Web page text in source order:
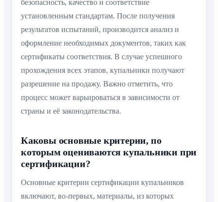
безопасность, качество и соответствие
установленным стандартам. После получения
результатов испытаний, производится анализ и
оформление необходимых документов, таких как
сертификаты соответствия. В случае успешного
прохождения всех этапов, купальники получают
разрешение на продажу. Важно отметить, что
процесс может варьироваться в зависимости от
страны и её законодательства.
Каковы основные критерии, по
которым оцениваются купальники при
сертификации?
Основные критерии сертификации купальников
включают, во-первых, материалы, из которых